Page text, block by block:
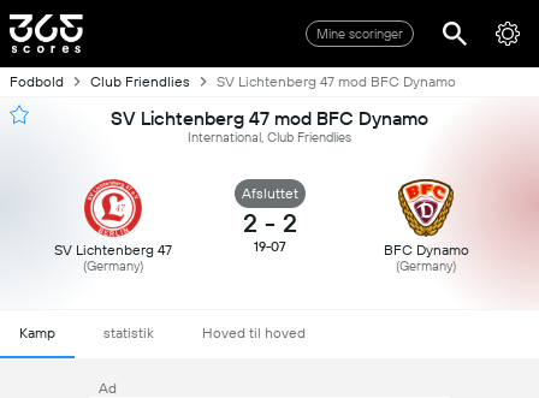
Mine scoringer
Fodbold Club Friendlies SV Lichtenberg 47 mod BFC Dynamo
SV Lichtenberg 47 mod BFC Dynamo
International, Club Friendlies
SV Lichtenberg 47
(Germany)
Afsluttet
2 - 2
19-07 BFC Dynamo
(Germany)
Kamp statistik Hoved til hoved
Ad